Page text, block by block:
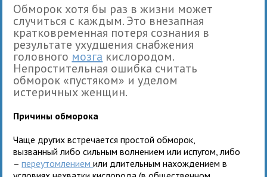
Обморок хотя бы раз в жизни может
случиться с каждым. Это внезапная
кратковременная потеря сознания в
результате ухудшения снабжения
головного мозга кислородом.
Непростительная ошибка считать
обморок «пустяком» и уделом
истеричных женщин.
Причины обморока
Чаще других встречается простой обморок,
вызванный либо сильным волнением или испугом, либо
–переутомлениемили длительным нахождением в